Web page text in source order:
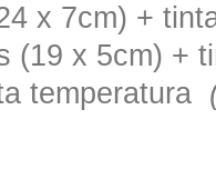
x 7cm) +
(19 x 5cm) +
temperatura